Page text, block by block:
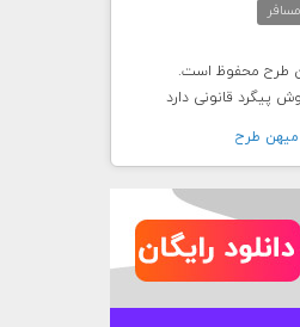
پیگرد قانونی دارد
ميهن طرح